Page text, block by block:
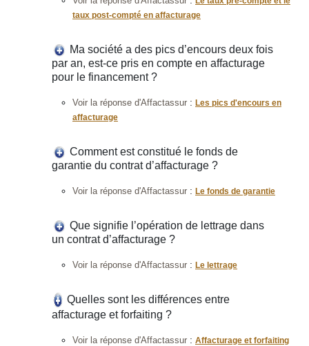
taux post-compté en affacturage
Ma société a des pics d’encours deux fois
par an, est-ce pris en compte en affacturage
pour le financement ?
Voir la réponse d'Affactassur : Les pics d'encours en
affacturage
Comment est constitué le fonds de
garantie du contrat d’affacturage ?
Voir la réponse d'Affactassur : Le fonds de garantie
Que signifie l’opération de lettrage dans
un contrat d’affacturage ?
Voir la réponse d'Affactassur : Le lettrage
Quelles sont les différences entre
affacturage et forfaiting ?
Voir la réponse d'Affactassur : Affacturage et forfaiting